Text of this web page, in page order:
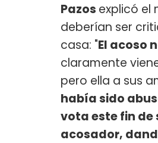
Pazos explicó el
deberían ser
casa: "El acoso
claramente
pero ella a sus
había sido
vota este fin de
acosador,